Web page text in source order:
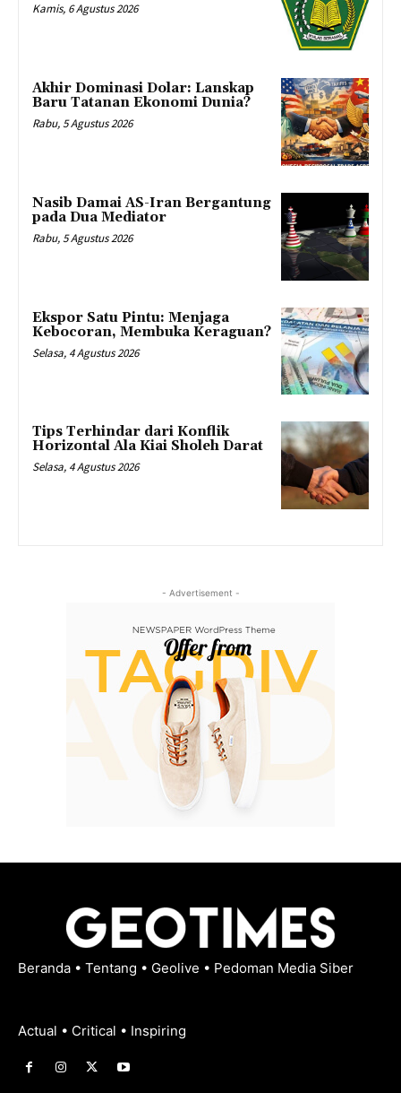
Kamis, 6 Agustus 2026
Akhir Dominasi Dolar: Lanskap
Baru Tatanan Ekonomi Dunia?
Rabu, 5 Agustus 2026
Nasib Damai AS-Iran Bergantung
pada Dua Mediator
Rabu, 5 Agustus 2026
Ekspor Satu Pintu: Menjaga
Kebocoran, Membuka Keraguan?
Selasa, 4 Agustus 2026
Tips Terhindar dari Konflik
Horizontal Ala Kiai Sholeh Darat
Selasa, 4 Agustus 2026
- Advertisement -
Beranda • Tentang • Geolive • Pedoman Media Siber
Actual • Critical • Inspiring